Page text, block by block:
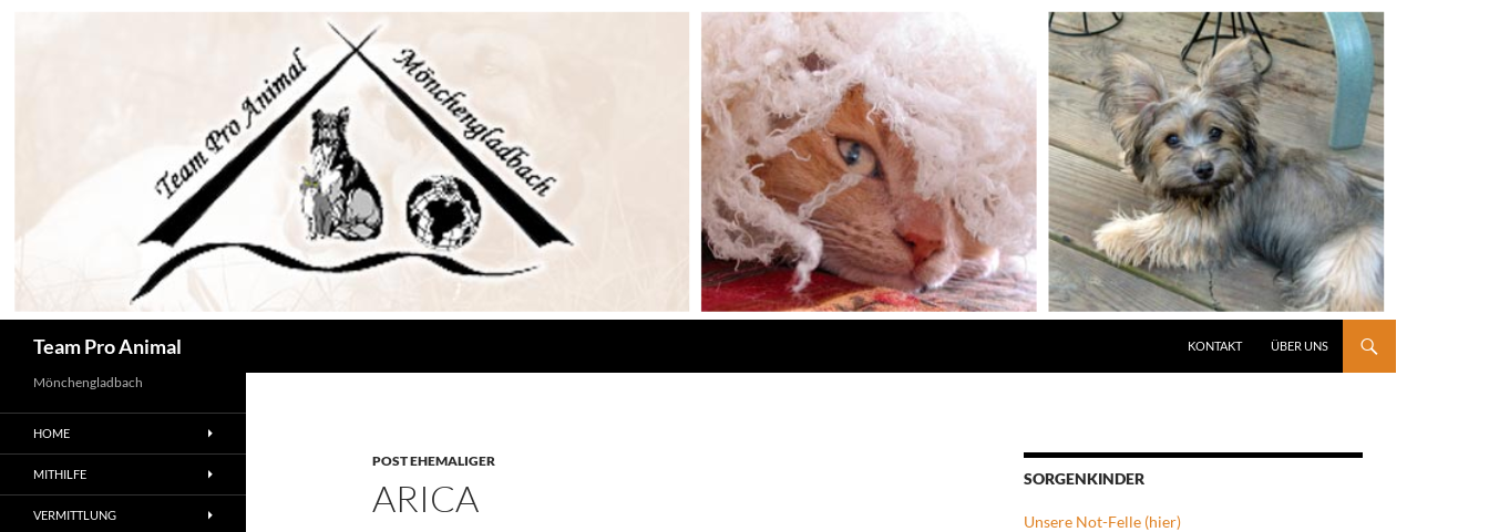
Team Pro Animal KONTAKT ÜBER UNS
POST EHEMALIGER
ARICA SORGENKINDER
Unsere Not-Felle (hier)
Mönchengladbach
HOME
MITHILFE
VERMITTLUNG